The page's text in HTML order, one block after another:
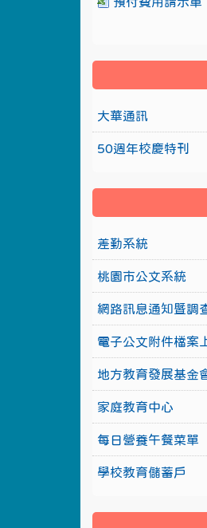
大華通訊
50週年校慶特刊
差勤系統
桃園市公文系統
網路訊息通知暨調
電子公文附件檔案
地方教育發展基金
家庭教育中心
每日營養午餐菜單
學校教育儲蓄戶